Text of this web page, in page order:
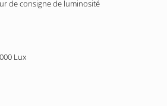
de consigne de luminosité
Lux